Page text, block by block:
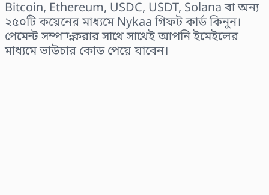
Bitcoin, Ethereum, USDC, USDT, Solana বা অন্য
২৫০টি কয়েনের মাধ্যমে Nykaa গিফট কার্ড কিনুন।
পেমেন্ট সম্পন্ন করার সাথে সাথেই আপনি ইমেইলের
মাধ্যমে ভাউচার কোড পেয়ে যাবেন।